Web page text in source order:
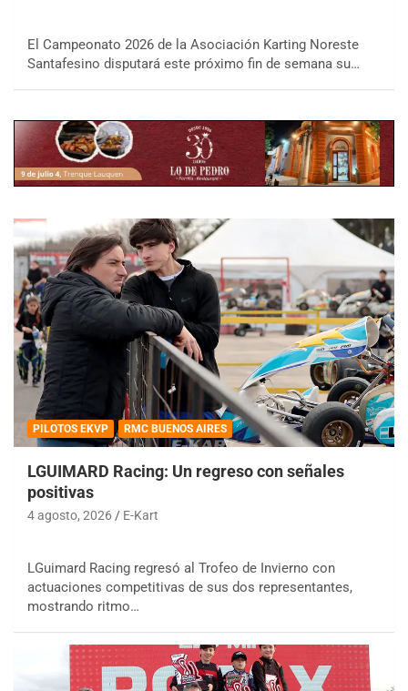
El Campeonato 2026 de la Asociación Karting Noreste
Santafesino disputará este próximo fin de semana su…
PILOTOS EKVP RMC BUENOS AIRES
LGUIMARD Racing: Un regreso con señales
positivas
4 agosto, 2026 E-Kart
LGuimard Racing regresó al Trofeo de Invierno con
actuaciones competitivas de sus dos representantes,
mostrando ritmo…